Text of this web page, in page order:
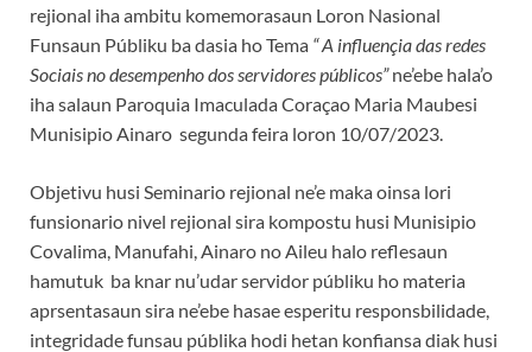
rejional iha ambitu komemorasaun Loron Nasional
Funsaun Públiku ba dasia ho Tema “ A influençia das redes
Sociais no desempenho dos servidores públicos”ne’ebe hala’o
iha salaun Paroquia Imaculada Coraçao Maria Maubesi
Munisipio Ainaro segunda feira loron 10/07/2023.
Objetivu husi Seminario rejional ne’e maka oinsa lori
funsionario nivel rejional sira kompostu husi Munisipio
Covalima, Manufahi, Ainaro no Aileu halo reflesaun
hamutuk ba knar nu’udar servidor públiku ho materia
aprsentasaun sira ne’ebe hasae esperitu responsbilidade,
integridade funsau públika hodi hetan konfiansa diak husi